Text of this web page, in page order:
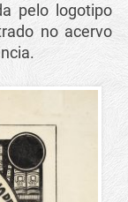
pelo logotipo
no acervo